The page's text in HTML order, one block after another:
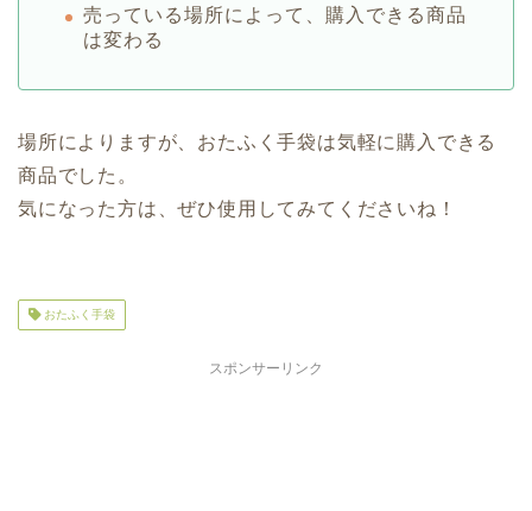
売っている場所によって、購入できる商品
は変わる
場所によりますが、おたふく手袋は気軽に購入できる
商品でした。
気になった方は、ぜひ使用してみてくださいね！
おたふく手袋
スポンサーリンク